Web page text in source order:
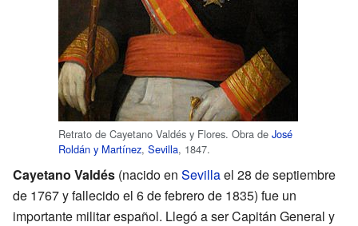
Retrato de Cayetano Valdés y Flores. Obra de José
Roldán y Martínez, Sevilla, 1847.
Cayetano Valdés (nacido en Sevillael 28 de septiembre
de 1767 y fallecido el 6 de febrero de 1835) fue un
importante militar español. Llegó a ser Capitán General y